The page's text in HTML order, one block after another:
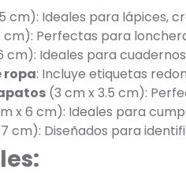
cm): Ideales para lápices,
cm): Perfectas para
cm): Ideales para
ropa: Incluye etiquetas
(3 cm x 3.5 cm):
x 6 cm): Ideales para
7 cm): Diseñados para